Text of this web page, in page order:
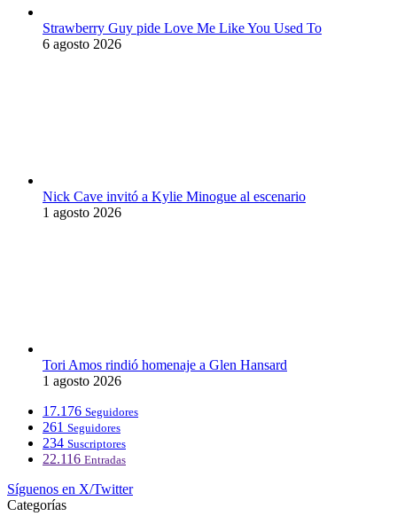
Strawberry Guy pide Love Me Like You Used To
6 agosto 2026
Nick Cave invitó a Kylie Minogue al escenario
1 agosto 2026
Tori Amos rindió homenaje a Glen Hansard
1 agosto 2026
17.176 Seguidores
261 Seguidores
234 Suscriptores
22.116 Entradas
Síguenos en X/Twitter
Categorías